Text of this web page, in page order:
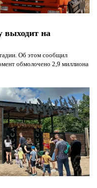
выходит на
Об этом сообщил
обмолочено 2,9 миллиона